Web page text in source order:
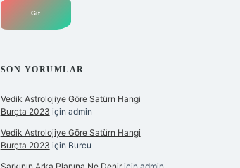
SON YORUMLAR
Vedik Astrolojiye Göre Satürn Hangi
Burçta 2023 için admin
Vedik Astrolojiye Göre Satürn Hangi
Burçta 2023 için Burcu